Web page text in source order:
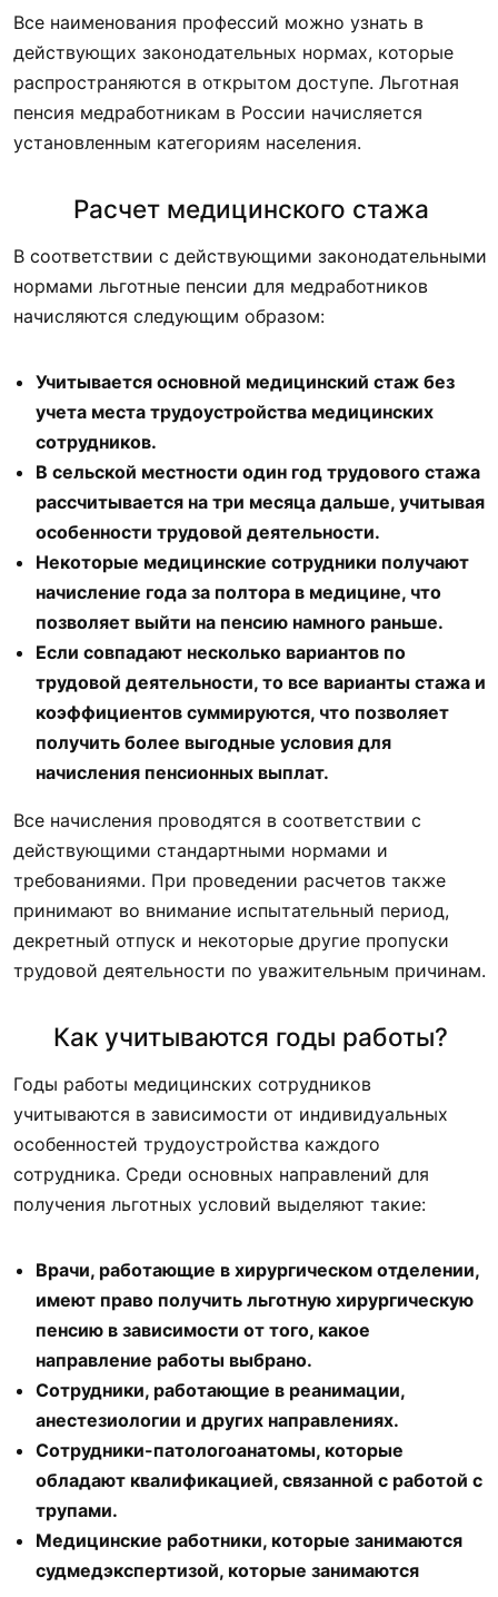
Все наименования профессий можно узнать в
действующих законодательных нормах, которые
распространяются в открытом доступе. Льготная
пенсия медработникам в России начисляется
установленным категориям населения.
Расчет медицинского стажа
В соответствии с действующими законодательными
нормами льготные пенсии для медработников
начисляются следующим образом:
Учитывается основной медицинский стаж без
учета места трудоустройства медицинских
сотрудников.
В сельской местности один год трудового стажа
рассчитывается на три месяца дальше, учитывая
особенности трудовой деятельности.
Некоторые медицинские сотрудники получают
начисление года за полтора в медицине, что
позволяет выйти на пенсию намного раньше.
Если совпадают несколько вариантов по
трудовой деятельности, то все варианты стажа и
коэффициентов суммируются, что позволяет
получить более выгодные условия для
начисления пенсионных выплат.
Все начисления проводятся в соответствии с
действующими стандартными нормами и
требованиями. При проведении расчетов также
принимают во внимание испытательный период,
декретный отпуск и некоторые другие пропуски
трудовой деятельности по уважительным причинам.
Как учитываются годы работы?
Годы работы медицинских сотрудников
учитываются в зависимости от индивидуальных
особенностей трудоустройства каждого
сотрудника. Среди основных направлений для
получения льготных условий выделяют такие:
Врачи, работающие в хирургическом отделении,
имеют право получить льготную хирургическую
пенсию в зависимости от того, какое
направление работы выбрано.
Сотрудники, работающие в реанимации,
анестезиологии и других направлениях.
Сотрудники-патологоанатомы, которые
обладают квалификацией, связанной с работой с
трупами.
Медицинские работники, которые занимаются
судмедэкспертизой, которые занимаются